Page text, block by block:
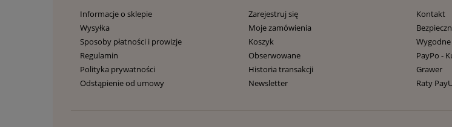
Informacje o sklepie
Wysyłka
Sposoby płatności i prowizje
Regulamin
Polityka prywatności
Odstąpienie od umowy
Zarejestruj się
Moje zamówienia
Koszyk
Obserwowane
Historia transakcji
Newsletter
Kontakt
PayPo -
Grawer
Raty